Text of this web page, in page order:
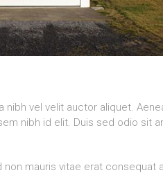
nibh vel velit auctor aliquet.
nibh id elit. Duis sed odio sit
mauris vitae erat consequat